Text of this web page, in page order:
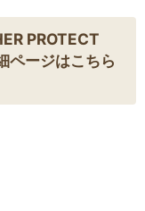
PROTECT
ページはこちら